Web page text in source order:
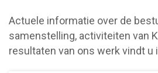
Actuele informatie over de
samenstelling, activiteiten van
resultaten van ons werk vindt u